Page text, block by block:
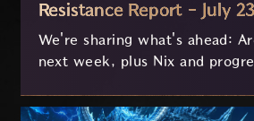
Resistance Report - July
We're sharing what's ahead:
next week, plus Nix and
on your feedback.